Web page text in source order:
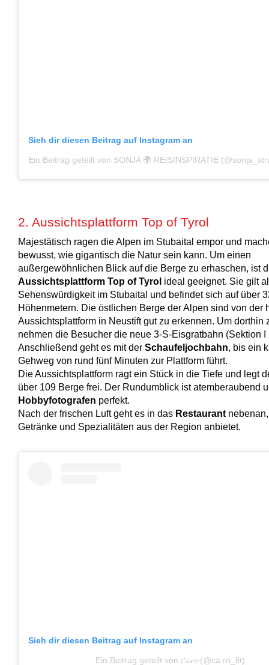
Sieh dir diesen Beitrag auf Instagram an
Ein Beitrag geteilt von SONJA 🌍 REISINSPIRATIE
2. Aussichtsplattform Top of Tyrol
Majestätisch ragen die Alpen im Stubaital empor und
bewusst, wie gigantisch die Natur sein kann. Um einen
außergewöhnlichen Blick auf die Berge zu erhaschen, ist
Aussichtsplattform Top of Tyrol ideal geeignet. Sie gilt
Sehenswürdigkeit im Stubaital und befindet sich auf über
Höhenmetern. Die östlichen Berge der Alpen sind von der
Aussichtsplattform in Neustift gut zu erkennen. Um dorthin
nehmen die Besucher die neue 3-S-Eisgratbahn (Sektion I
Anschließend geht es mit der Schaufeljochbahn, bis ein
Gehweg von rund fünf Minuten zur Plattform führt.
Die Aussichtsplattform ragt ein Stück in die Tiefe und legt
über 109 Berge frei. Der Rundumblick ist atemberaubend
Hobbyfotografen perfekt.
Nach der frischen Luft geht es in das Restaurant
Getränke und Spezialitäten aus der Region anbietet.
Sieh dir diesen Beitrag auf Instagram an
Ein Beitrag geteilt von 𝓒𝓪𝓻𝓸 (@ca.ro_fit)